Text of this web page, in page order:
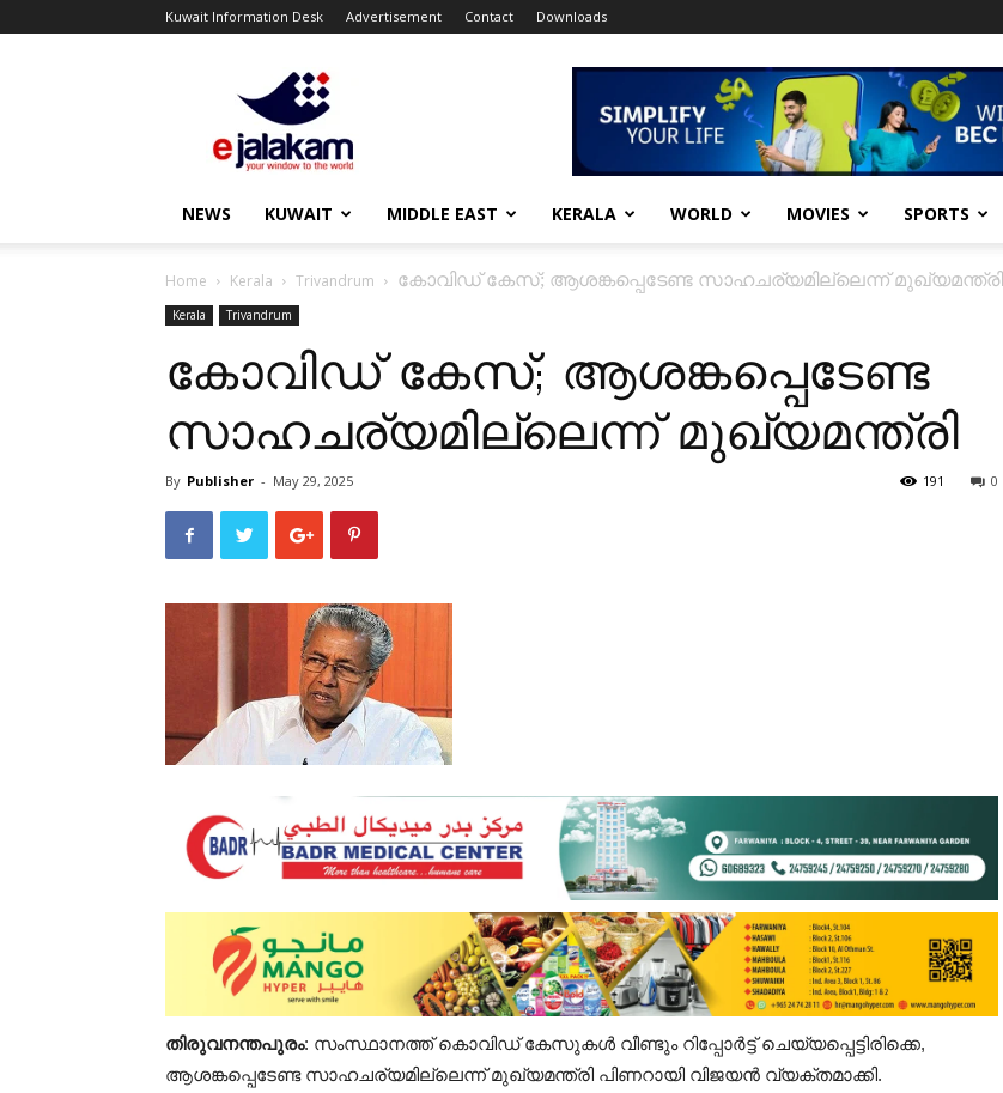
Kuwait Information Desk Advertisement Contact Downloads
ejalakam
NEWS KUWAIT MIDDLE EAST KERALA WORLD MOVIES SPORTS
Home Kerala Trivandrum കോവിഡ് കേസ്; ആശങ്കപ്പെടേണ്ട സാഹചര്യമില്ലെന്ന് മുഖ്യമന്ത്രി
Kerala Trivandrum
കോവിഡ് കേസ്; ആശങ്കപ്പെടേണ്ട
സാഹചര്യമില്ലെന്ന് മുഖ്യമന്ത്രി
By Publisher - May 29, 2025 0
191
തിരുവനന്തപുരം: സംസ്ഥാനത്ത് കൊവിഡ് കേസുകൾ വീണ്ടും റിപ്പോർട്ട് ചെയ്യപ്പെട്ടിരിക്കെ,
ആശങ്കപ്പെടേണ്ട സാഹചര്യമില്ലെന്ന് മുഖ്യമന്ത്രി പിണറായി വിജയൻ വ്യക്തമാക്കി.